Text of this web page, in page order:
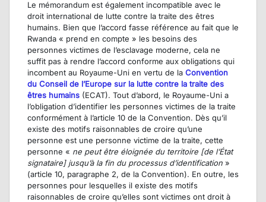
Le mémorandum est également incompatible avec le
droit international de lutte contre la traite des êtres
humains. Bien que l’accord fasse référence au fait que le
Rwanda « prend en compte » les besoins des
personnes victimes de l’esclavage moderne, cela ne
suffit pas à rendre l’accord conforme aux obligations qui
incombent au Royaume-Uni en vertu de la Convention
du Conseil de l’Europe sur la lutte contre la traite des
êtres humains (ECAT). Tout d’abord, le Royaume-Uni a
l’obligation d’identifier les personnes victimes de la traite
conformément à l’article 10 de la Convention. Dès qu’il
existe des motifs raisonnables de croire qu’une
personne est une personne victime de la traite, cette
personne « ne peut être éloignée du territoire [de l’État
signataire] jusqu’à la fin du processus d’identification »
(article 10, paragraphe 2, de la Convention). En outre, les
personnes pour lesquelles il existe des motifs
raisonnables de croire qu’elles sont victimes ont droit à